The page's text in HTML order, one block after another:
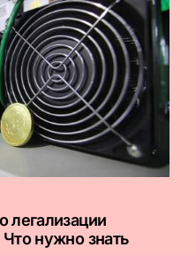
легализации
нужно знать